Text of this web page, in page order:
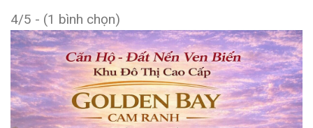
4/5 - (1 bình chọn)